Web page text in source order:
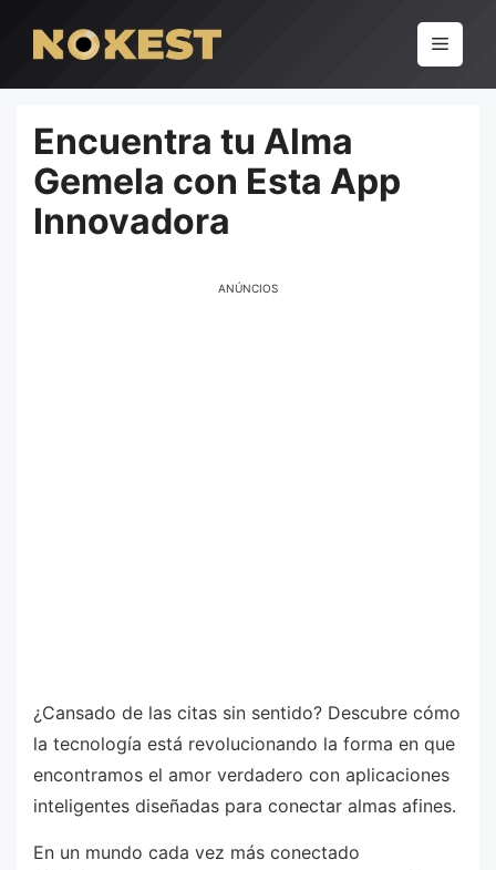
conteúdo
Menu
Encuentra tu Alma
Gemela con Esta App
Innovadora
ANÚNCIOS
¿Cansado de las citas sin sentido? Descubre cómo
la tecnología está revolucionando la forma en que
encontramos el amor verdadero con aplicaciones
inteligentes diseñadas para conectar almas afines.
En un mundo cada vez más conectado